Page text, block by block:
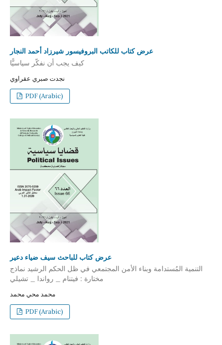
عرض كتاب للكاتب البروفيسور شيرزاد أحمد النجار
كيف يجب أن نفكّر سياسيًّا
نجدت صبري عقراوي
PDF (Arabic)
عرض كتاب للباحث سيف ضياء دعير
التنمية المُستدامة وبناء الأمن المجتمعي في ظل الحكم الرشيد نماذج
مختارة : فيتنام _ رواندا _ تشيلي
محمد محي محمد
PDF (Arabic)